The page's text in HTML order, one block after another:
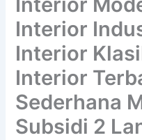
Interior
Interior
Interior
Sederhana
Subsidi 2